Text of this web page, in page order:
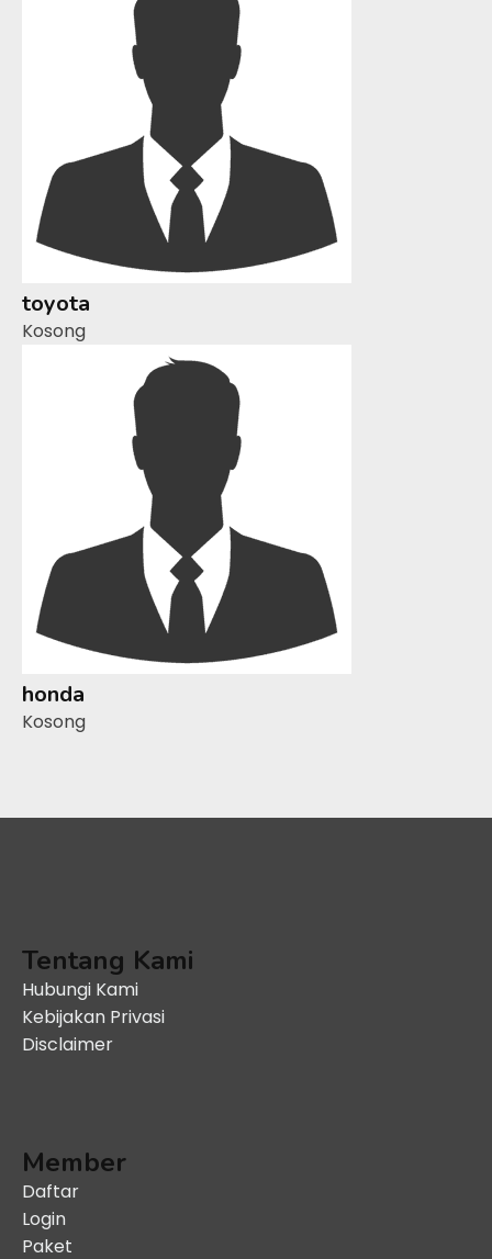
toyota
Kosong
honda
Kosong
Tentang Kami
Hubungi Kami
Kebijakan Privasi
Disclaimer
Member
Daftar
Login
Paket